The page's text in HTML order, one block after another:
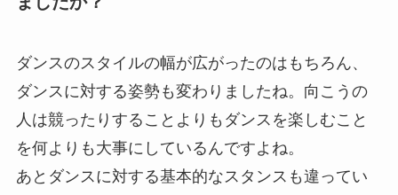
ダンスのスタイルの幅が広がったのはもちろん、
ダンスに対する姿勢も変わりましたね。向こうの
人は競ったりすることよりもダンスを楽しむこと
を何よりも大事にしているんですよね。
あとダンスに対する基本的なスタンスも違ってい